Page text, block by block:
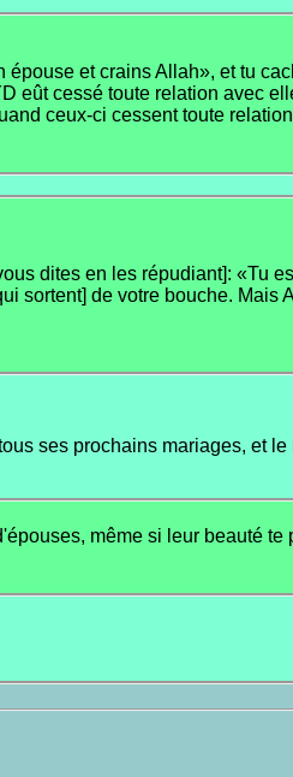
et crains Allah», et tu
eût cessé toute relation avec
ceux-ci cessent toute
dites en les répudiant]: «Tu
sortent] de votre bouche. Mais
ses prochains mariages, et le
même si leur beauté te